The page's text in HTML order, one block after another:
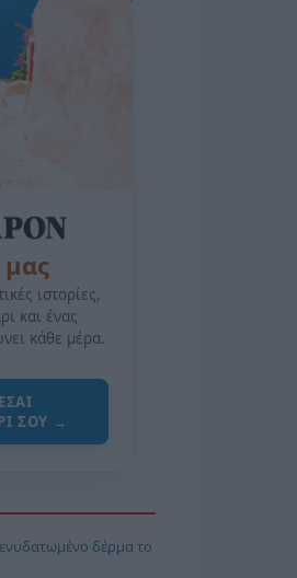
μας
ιστορίες,
και ένας
κάθε μέρα.
ΣΟΥ →
δέρμα το